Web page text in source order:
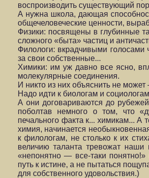
воспроизводить существующий
А нужна школа, дающая
общечеловеческие ценности,
Физики: посвящены в глубинные
сложного «быта» частиц и
Филологи: вкрадчивыми голосами
за свои собственные...
Химики: им уж давно все ясно,
молекулярные соединения.
И никто из них объяснить не
Надо идти к биологам и
А они договариваются до
поболтав немного о том, что
печального факта к... химикам... А
химия, на­чинается
к филологам, не столько к их
величию таланта тревожат
«непонятно — все-таки
путь к истине, а не пытаться
для собственного удовольствия.)